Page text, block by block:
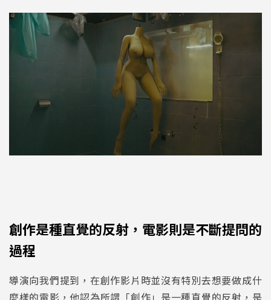
創作是種直覺的反射，電影則是不斷提問的
過程
導演向我們提到，在創作影片時並沒有特別去想要做成什
麼樣的電影，他認為所謂「創作」是一種直覺的反射，是